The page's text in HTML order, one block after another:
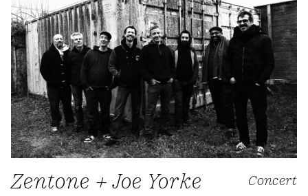
Zentone + Joe Yorke Concert